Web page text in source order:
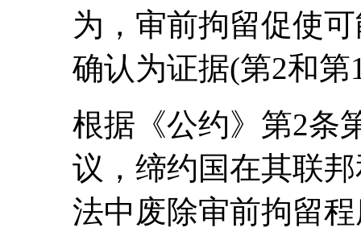
为，审前拘留促使
确认为证据(第2和第
根据《公约》第2条
议，缔约国在其联
法中废除审前拘留